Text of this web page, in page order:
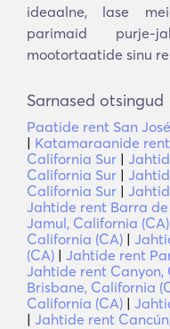
ideaalne, lase
parimaid purje-
mootortaatide sinu
Sarnased otsingud
Paatide rent San
| Katamaraanide
California Sur |
California Sur |
California Sur |
Jahtide rent Barra de
Jamul, California (CA)
California (CA) |
(CA) | Jahtide rent
Jahtide rent Canyon,
Brisbane, California
California (CA) |
| Jahtide rent